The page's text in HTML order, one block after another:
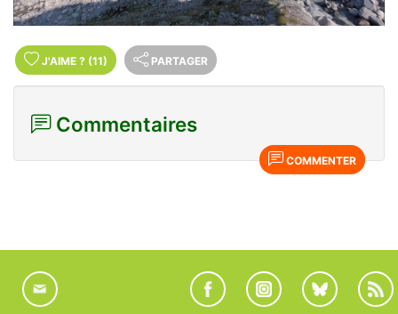
J'AIME ? (11) PARTAGER
Commentaires
COMMENTER